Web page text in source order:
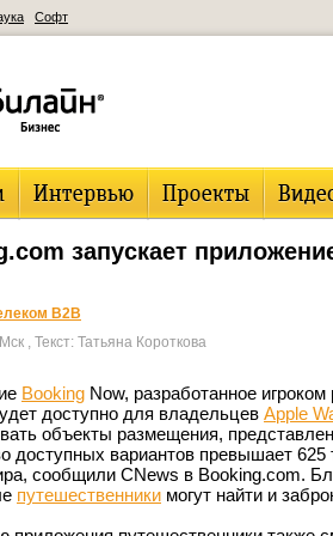
Софт
запускает
B2B
, Текст: Татьяна Короткова
Booking Now, разработанное
доступно для владельцев Apple
объекты размещения,
доступных вариантов превышает
сообщили CNews в Booking.com.
путешественники могут найти и